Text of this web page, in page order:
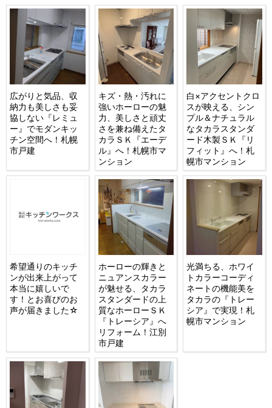
広がりと気品、収
納力も美しさも妥
協しない『レミュ
ー』でモダンキッ
チン空間へ！札幌
市戸建
キズ・熱・汚れに
強いホーローの魅
力、美しさと頑丈
さを兼ね備えたタ
カラＳＫ『エーデ
ル』へ！札幌市マ
ンション
白×アクセントクロ
スが映える、シン
プル＆ナチュラル
なタカラスタンダ
ード木製ＳＫ『リ
フィット』へ！札
幌市マンション
希望通りのキッチ
ンが出来上がって
本当に嬉しいで
す！とお喜びのお
声が届きました☆
ホーローの輝きと
ニュアンスカラー
が魅せる、タカラ
スタンダードの上
質なホーローＳＫ
『トレーシア』へ
リフォーム！江別
市戸建
光満ちる、ホワイ
トカラーコーディ
ネートの機能美を
タカラの『トレー
シア』で実現！札
幌市マンション